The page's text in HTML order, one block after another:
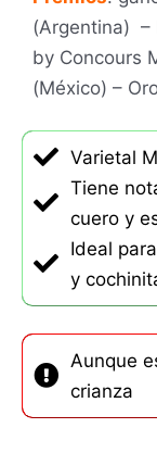
(Argentina) –
by Concours
(México) –
Varietal
Tiene
cuero y
Ideal
y
Aunque
crianza